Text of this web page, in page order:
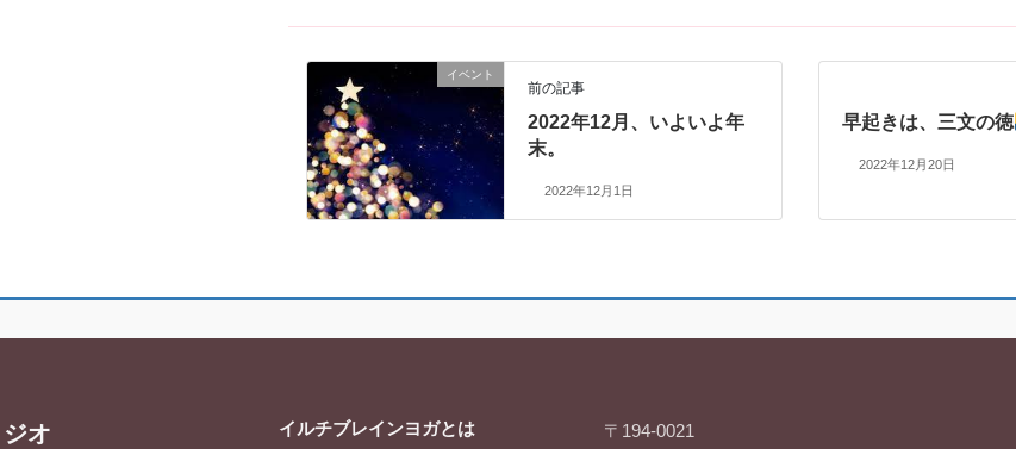
イベント
前の記事
2022年12月、いよいよ年
末。
2022年12月1日
早起きは、三文の徳
2022年12月20日
オ イルチブレインヨガとは
〒194-0021